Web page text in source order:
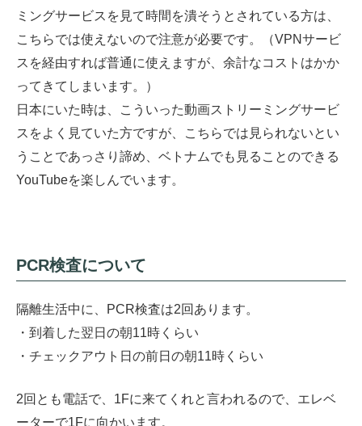
ミングサービスを見て時間を潰そうとされている方は、
こちらでは使えないので注意が必要です。（VPNサービ
スを経由すれば普通に使えますが、余計なコストはかか
ってきてしまいます。）
日本にいた時は、こういった動画ストリーミングサービ
スをよく見ていた方ですが、こちらでは見られないとい
うことであっさり諦め、ベトナムでも見ることのできる
YouTubeを楽しんでいます。
PCR検査について
隔離生活中に、PCR検査は2回あります。
・到着した翌日の朝11時くらい
・チェックアウト日の前日の朝11時くらい
2回とも電話で、1Fに来てくれと言われるので、エレベ
ーターで1Fに向かいます。